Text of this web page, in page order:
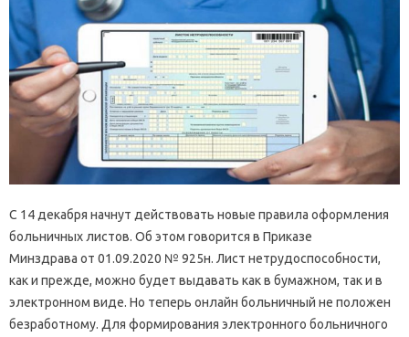
С 14 декабря начнут действовать новые правила оформления
больничных листов. Об этом говорится в Приказе
Минздрава от 01.09.2020 № 925н. Лист нетрудоспособности,
как и прежде, можно будет выдавать как в бумажном, так и в
электронном виде. Но теперь онлайн больничный не положен
безработному. Для формирования электронного больничного